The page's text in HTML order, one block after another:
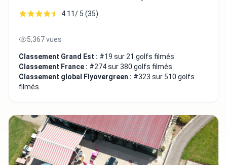
4.11/ 5 (35)
5,367 vues
Classement Grand Est : #19 sur 21 golfs filmés
Classement France : #274 sur 380 golfs filmés
Classement global Flyovergreen : #323 sur 510 golfs
filmés